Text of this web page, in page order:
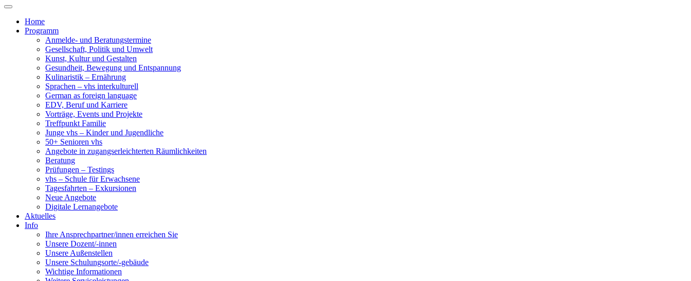
Home
Programm
Anmelde- und Beratungstermine
Gesellschaft, Politik und Umwelt
Kunst, Kultur und Gestalten
Gesundheit, Bewegung und Entspannung
Kulinaristik – Ernährung
Sprachen – vhs interkulturell
German as foreign language
EDV, Beruf und Karriere
Vorträge, Events und Projekte
Treffpunkt Familie
Junge vhs – Kinder und Jugendliche
50+ Senioren vhs
Angebote in zugangserleichterten Räumlichkeiten
Beratung
Prüfungen – Testings
vhs – Schule für Erwachsene
Tagesfahrten – Exkursionen
Neue Angebote
Digitale Lernangebote
Aktuelles
Info
Ihre Ansprechpartner/innen erreichen Sie
Unsere Dozent/-innen
Unsere Außenstellen
Unsere Schulungsorte/-gebäude
Wichtige Informationen